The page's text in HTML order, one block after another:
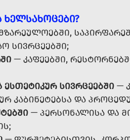
ᲮᲔᲚᲡᲐᲮᲝᲪᲔᲑᲘ?
ᲡᲘᲕᲠᲪᲔᲔᲑᲨᲘ;
— ᲙᲐᲤᲔᲔᲑᲨᲘ,
ᲔᲡᲗᲔᲢᲘᲙᲣᲠ ᲡᲘᲕᲠᲪᲔᲔᲑᲨᲘ—
ᲙᲐᲑᲘᲜᲔᲢᲔᲑᲡᲐ ᲓᲐ
— ᲞᲔᲠᲡᲝᲜᲐᲚᲘᲡᲐ ᲓᲐ